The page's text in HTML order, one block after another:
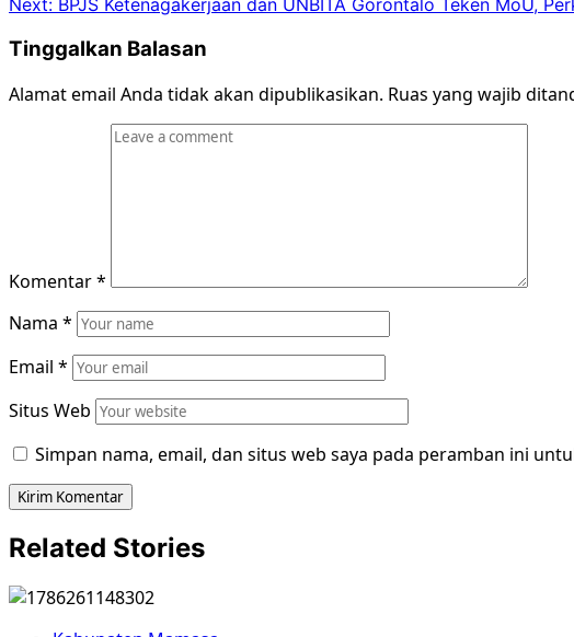
Tinggalkan Balasan
Alamat email Anda tidak akan dipublikasikan. Ruas yang wajib
Komentar*
Nama *
Email *
Situs Web
Simpan nama, email, dan situs web saya pada peramban ini
Related Stories